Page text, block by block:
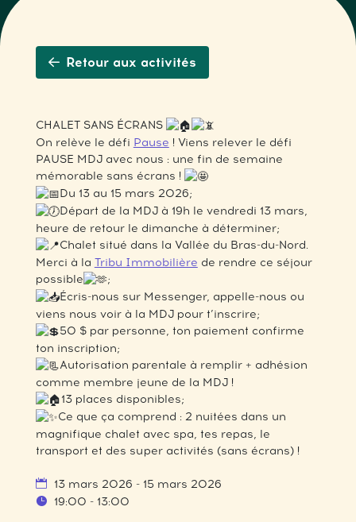
Retour aux activités
CHALET SANS ÉCRANS
On relève le défi Pause ! Viens relever le défi
PAUSE MDJ avec nous : une fin de semaine
mémorable sans écrans !
Du 13 au 15 mars 2026;
Départ de la MDJ à 19h le vendredi 13 mars,
heure de retour le dimanche à déterminer;
Chalet situé dans la Vallée du Bras-du-Nord.
Merci à la Tribu Immobilière de rendre ce séjour
possible
;
Écris-nous sur Messenger, appelle-nous ou
viens nous voir à la MDJ pour t’inscrire;
50 $ par personne, ton paiement confirme
ton inscription;
Autorisation parentale à remplir + adhésion
comme membre jeune de la MDJ !
13 places disponibles;
Ce que ça comprend : 2 nuitées dans un
magnifique chalet avec spa, tes repas, le
transport et des super activités (sans écrans) !
13 mars 2026 - 15 mars 2026
19:00 - 13:00